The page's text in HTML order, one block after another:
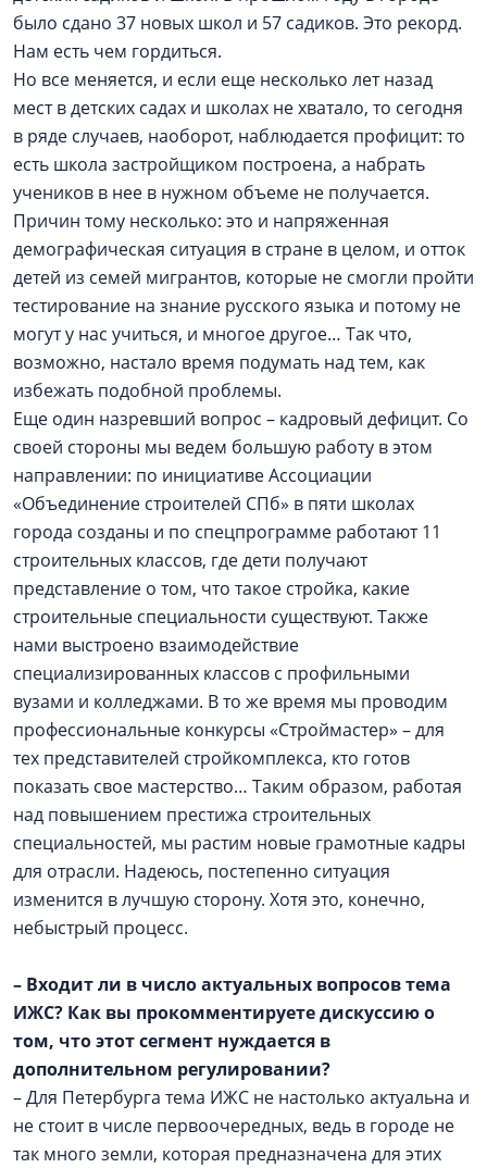
было сдано 37 новых школ и 57 садиков. Это рекорд.
Нам есть чем гордиться.
Но все меняется, и если еще несколько лет назад
мест в детских садах и школах не хватало, то сегодня
в ряде случаев, наоборот, наблюдается профицит: то
есть школа застройщиком построена, а набрать
учеников в нее в нужном объеме не получается.
Причин тому несколько: это и напряженная
демографическая ситуация в стране в целом, и отток
детей из семей мигрантов, которые не смогли пройти
тестирование на знание русского языка и потому не
могут у нас учиться, и многое другое… Так что,
возможно, настало время подумать над тем, как
избежать подобной проблемы.
Еще один назревший вопрос – кадровый дефицит. Со
своей стороны мы ведем большую работу в этом
направлении: по инициативе Ассоциации
«Объединение строителей СПб» в пяти школах
города созданы и по спецпрограмме работают 11
строительных классов, где дети получают
представление о том, что такое стройка, какие
строительные специальности существуют. Также
нами выстроено взаимодействие
специализированных классов с профильными
вузами и колледжами. В то же время мы проводим
профессиональные конкурсы «Строймастер» – для
тех представителей стройкомплекса, кто готов
показать свое мастерство… Таким образом, работая
над повышением престижа строительных
специальностей, мы растим новые грамотные кадры
для отрасли. Надеюсь, постепенно ситуация
изменится в лучшую сторону. Хотя это, конечно,
небыстрый процесс.
– Входит ли в число актуальных вопросов тема
ИЖС? Как вы прокомментируете дискуссию о
том, что этот сегмент нуждается в
дополнительном регулировании?
– Для Петербурга тема ИЖС не настолько актуальна и
не стоит в числе первоочередных, ведь в городе не
так много земли, которая предназначена для этих